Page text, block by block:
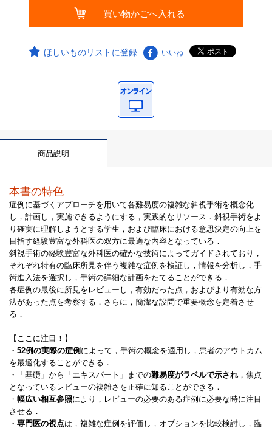
ほしいものリストに登録 いいね
商品説明
本書の特色
症例に基づくアプローチを用いて各難易度の複雑な斜視手術を概念化
し，計画し，実施できるようにする，実践的なリソース．斜視手術をよ
り確実に理解しようとする学生，および臨床における意思決定の向上を
目指す経験豊富な外科医の双方に最適な内容となっている．
斜視手術の経験豊富な外科医の確かな技術によってガイドされており，
それぞれ特有の臨床所見を伴う複雑な症例を検証し，情報を分析し，手
術進入法を選択し，手術の詳細な計画をたてることができる．
各症例の最後に所見をレビューし，有効だった点，およびより有効な方
法があった点を考察する．さらに，簡潔な設問で重要概念を定着させ
る．
【ここに注目！】
・ 52例の実際の症例 によって，手術の概念を適用し，患者のアウトカム
を最適化することができる．
・「基礎」から「エキスパート」までの難易度がラベルで示され ，焦点
となっているレビューの複雑さを正確に知ることができる．
・ 幅広い相互参照により，レビューの必要のある症例に必要な時に注目
させる．
・ 専門医の視点は，複雑な症例を評価し，オプションを比較検討し，臨